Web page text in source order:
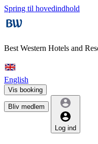
Spring til hovedindhold
Best Western Hotels and
English
Vis booking
Bliv medlem
Log ind